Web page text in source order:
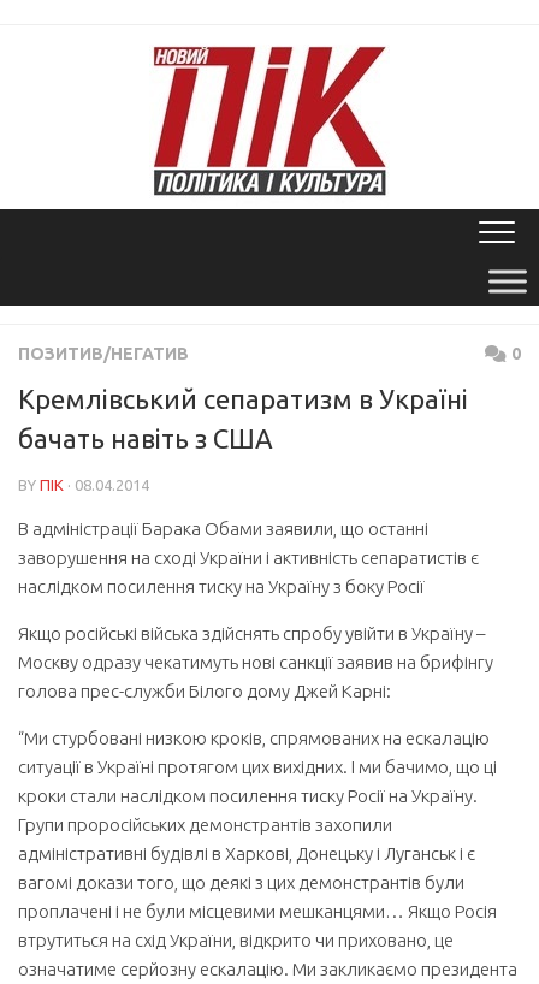
ПОЗИТИВ/НЕГАТИВ 0
Кремлівський сепаратизм в Україні
бачать навіть з США
BY ПІК · 08.04.2014
В адміністрації Барака Обами заявили, що останні
заворушення на сході України і активність сепаратистів є
наслідком посилення тиску на Україну з боку Росії
Якщо російські війська здійснять спробу увійти в Україну –
Москву одразу чекатимуть нові санкції заявив на брифінгу
голова прес-служби Білого дому Джей Карні:
“Ми стурбовані низкою кроків, спрямованих на ескалацію
ситуації в Україні протягом цих вихідних. І ми бачимо, що ці
кроки стали наслідком посилення тиску Росії на Україну.
Групи проросійських демонстрантів захопили
адміністративні будівлі в Харкові, Донецьку і Луганськ і є
вагомі докази того, що деякі з цих демонстрантів були
проплачені і не були місцевими мешканцями… Якщо Росія
втрутиться на схід України, відкрито чи приховано, це
означатиме серйозну ескалацію. Ми закликаємо президента